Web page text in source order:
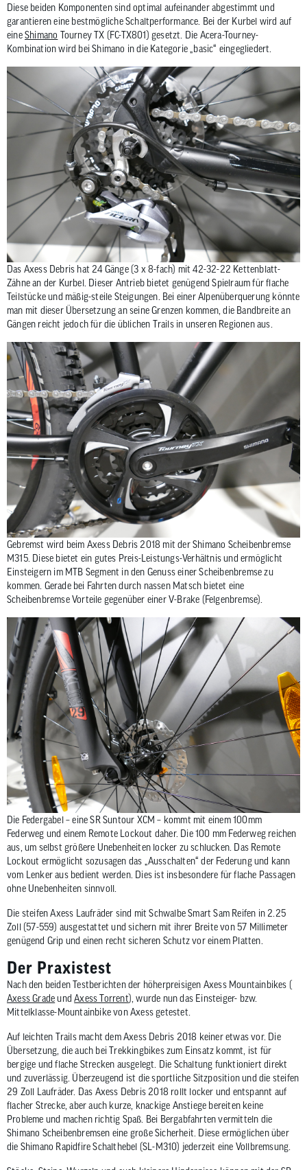
Diese beiden Komponenten sind optimal aufeinander abgestimmt und
garantieren eine bestmögliche Schaltperformance. Bei der Kurbel wird auf
eineShimano Tourney TX (FC-TX801) gesetzt. Die Acera-Tourney-
Kombination wird bei Shimano in die Kategorie „basic“ eingegliedert.
Das Axess Debris hat 24 Gänge (3 x 8-fach) mit 42-32-22 Kettenblatt-
Zähne an der Kurbel. Dieser Antrieb bietet genügend Spielraum für flache
Teilstücke und mäßig-steile Steigungen. Bei einer Alpenüberquerung könnte
man mit dieser Übersetzung an seine Grenzen kommen, die Bandbreite an
Gängen reicht jedoch für die üblichen Trails in unseren Regionen aus.
Gebremst wird beim Axess Debris 2018 mit der Shimano Scheibenbremse
M315. Diese bietet ein gutes Preis-Leistungs-Verhältnis und ermöglicht
Einsteigern im MTB Segment in den Genuss einer Scheibenbremse zu
kommen. Gerade bei Fahrten durch nassen Matsch bietet eine
Scheibenbremse Vorteile gegenüber einer V-Brake (Felgenbremse).
Die Federgabel – eine SR Suntour XCM – kommt mit einem 100mm
Federweg und einem Remote Lockout daher. Die 100 mm Federweg reichen
aus, um selbst größere Unebenheiten locker zu schlucken. Das Remote
Lockout ermöglicht sozusagen das „Ausschalten“ der Federung und kann
vom Lenker aus bedient werden. Dies ist insbesondere für flache Passagen
ohne Unebenheiten sinnvoll.
Die steifen Axess Laufräder sind mit Schwalbe Smart Sam Reifen in 2.25
Zoll (57-559) ausgestattet und sichern mit ihrer Breite von 57 Millimeter
genügend Grip und einen recht sicheren Schutz vor einem Platten.
Der Praxistest
Nach den beiden Testberichten der höherpreisigen Axess Mountainbikes (
Axess GradeundAxess Torrent), wurde nun das Einsteiger- bzw.
Mittelklasse-Mountainbike von Axess getestet.
Auf leichten Trails macht dem Axess Debris 2018 keiner etwas vor. Die
Übersetzung, die auch bei Trekkingbikes zum Einsatz kommt, ist für
bergige und flache Strecken ausgelegt. Die Schaltung funktioniert direkt
und zuverlässig. Überzeugend ist die sportliche Sitzposition und die steifen
29 Zoll Laufräder. Das Axess Debris 2018 rollt locker und entspannt auf
flacher Strecke, aber auch kurze, knackige Anstiege bereiten keine
Probleme und machen richtig Spaß. Bei Bergabfahrten vermitteln die
Shimano Scheibenbremsen eine große Sicherheit. Diese ermöglichen über
die Shimano Rapidfire Schalthebel (SL-M310) jederzeit eine Vollbremsung.